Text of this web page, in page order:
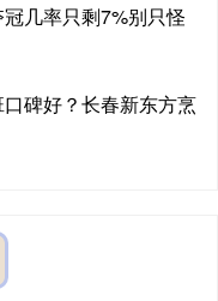
几率只剩7%别只怪
碑好？长春新东方烹